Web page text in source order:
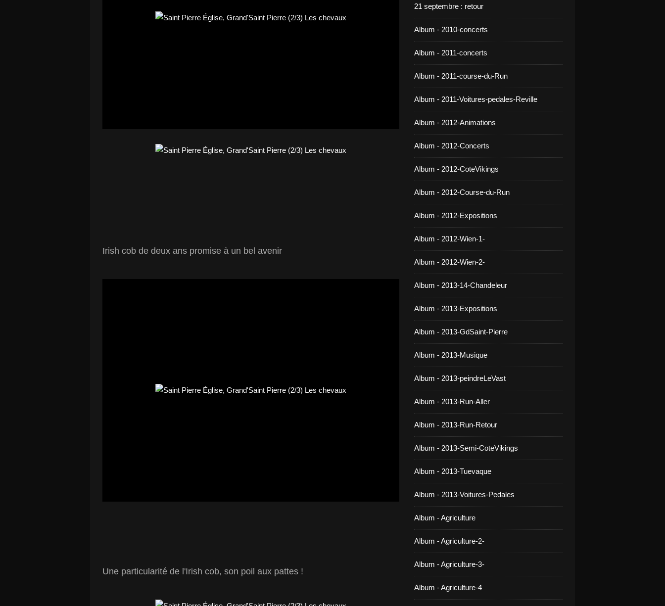
Irish cob de deux ans promise à un bel avenir
Une particularité de l'Irish cob, son poil aux pattes !
21 septembre : retour
Album - 2010-concerts
Album - 2011-concerts
Album - 2011-course-du-Run
Album - 2011-Voitures-pedales-Reville
Album - 2012-Animations
Album - 2012-Concerts
Album - 2012-CoteVikings
Album - 2012-Course-du-Run
Album - 2012-Expositions
Album - 2012-Wien-1-
Album - 2012-Wien-2-
Album - 2013-14-Chandeleur
Album - 2013-Expositions
Album - 2013-GdSaint-Pierre
Album - 2013-Musique
Album - 2013-peindreLeVast
Album - 2013-Run-Aller
Album - 2013-Run-Retour
Album - 2013-Semi-CoteVikings
Album - 2013-Tuevaque
Album - 2013-Voitures-Pedales
Album - Agriculture
Album - Agriculture-2-
Album - Agriculture-3-
Album - Agriculture-4